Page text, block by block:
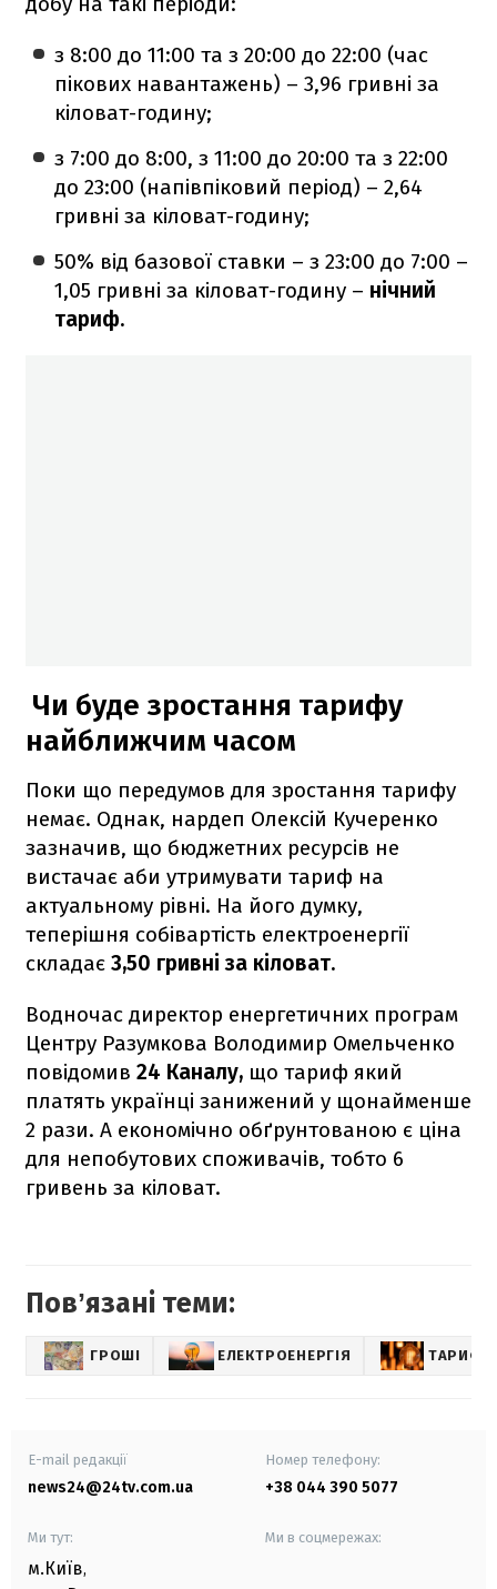
з 8:00 до 11:00 та з 20:00 до 22:00 (час
пікових навантажень) – 3,96 гривні за
кіловат-годину;
з 7:00 до 8:00, з 11:00 до 20:00 та з 22:00
до 23:00 (напівпіковий період) – 2,64
гривні за кіловат-годину;
50% від базової ставки – з 23:00 до 7:00 –
1,05 гривні за кіловат-годину – нічний
тариф.
Чи буде зростання тарифу
найближчим часом
Поки що передумов для зростання тарифу
немає. Однак, нардеп Олексій Кучеренко
зазначив, що бюджетних ресурсів не
вистачає аби утримувати тариф на
актуальному рівні. На його думку,
теперішня собівартість електроенергії
складає 3,50 гривні за кіловат.
Водночас директор енергетичних програм
Центру Разумкова Володимир Омельченко
повідомив 24 Каналу, що тариф який
платять українці занижений у щонайменше
2 рази. А економічно обґрунтованою є ціна
для непобутових споживачів, тобто 6
гривень за кіловат.
Повʼязані теми:
ГРОШІ ЕЛЕКТРОЕНЕРГІЯ ТАРИФИ
E-mail редакції
news24@24tv.com.ua
Номер телефону:
+38 044 390 5077
Ми тут:
м.Київ,
Ми в соцмережах: